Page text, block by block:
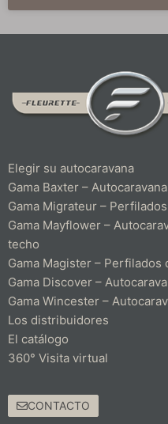
Elegir su autocaravana
Gama Baxter –
Gama Migrateur –
Gama Mayflower –
techo
Gama Magister – Perfilados
Gama Discover –
Gama Wincester –
Los distribuidores
El catálogo
360° Visita virtual
CONTACTO